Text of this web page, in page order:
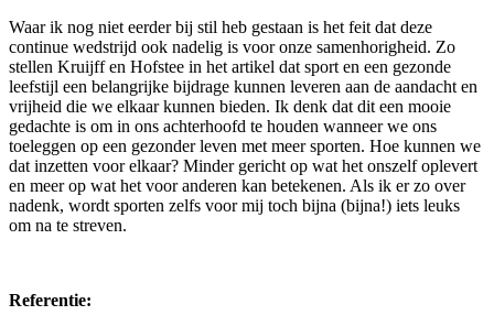
Waar ik nog niet eerder bij stil heb gestaan is het feit dat deze
continue wedstrijd ook nadelig is voor onze samenhorigheid. Zo
stellen Kruijff en Hofstee in het artikel dat sport en een gezonde
leefstijl een belangrijke bijdrage kunnen leveren aan de aandacht en
vrijheid die we elkaar kunnen bieden. Ik denk dat dit een mooie
gedachte is om in ons achterhoofd te houden wanneer we ons
toeleggen op een gezonder leven met meer sporten. Hoe kunnen we
dat inzetten voor elkaar? Minder gericht op wat het onszelf oplevert
en meer op wat het voor anderen kan betekenen. Als ik er zo over
nadenk, wordt sporten zelfs voor mij toch bijna (bijna!) iets leuks
om na te streven.
Referentie: